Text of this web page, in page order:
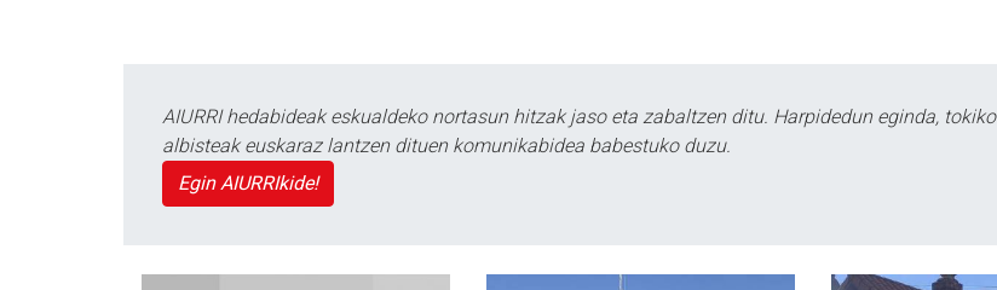
AIURRI hedabideak eskualdeko nortasun hitzak jaso eta zabaltzen ditu. Harpidedun eginda, tokiko
albisteak euskaraz lantzen dituen komunikabidea babestuko duzu.
Egin AIURRIkide!